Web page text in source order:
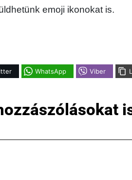
emoji ikonokat is.
WhatsApp Viber